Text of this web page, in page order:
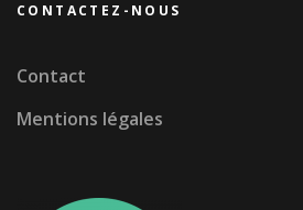
CONTACTEZ-NOUS
Contact
Mentions légales